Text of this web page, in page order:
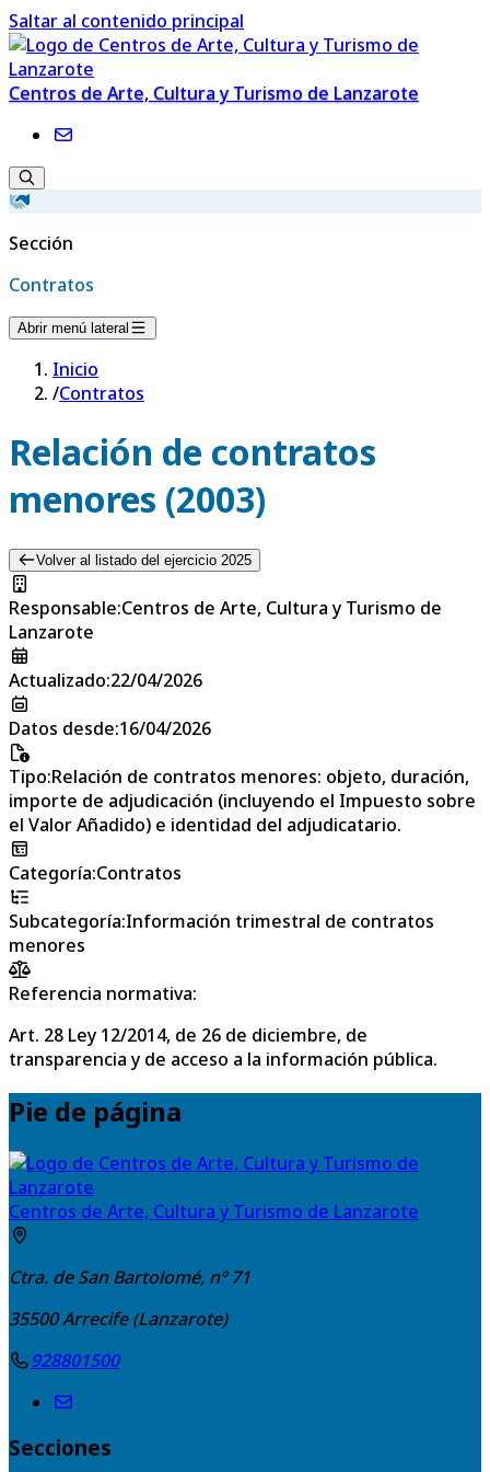
Saltar al contenido principal
Centros de Arte, Cultura y Turismo de Lanzarote
Sección
Contratos
Abrir menú lateral
Inicio
/Contratos
Relación de contratos
menores (2003)
Volver al listado del ejercicio 2025
Responsable:Centros de Arte, Cultura y Turismo de
Lanzarote
Actualizado:22/04/2026
Datos desde:16/04/2026
Tipo:Relación de contratos menores: objeto, duración,
importe de adjudicación (incluyendo el Impuesto sobre
el Valor Añadido) e identidad del adjudicatario.
Categoría:Contratos
Subcategoría:Información trimestral de contratos
menores
Referencia normativa:
Art. 28 Ley 12/2014, de 26 de diciembre, de
transparencia y de acceso a la información pública.
Pie de página
Centros de Arte, Cultura y Turismo de Lanzarote
Ctra. de San Bartolomé, nº 71
35500Arrecife (Lanzarote)
928801500
Secciones